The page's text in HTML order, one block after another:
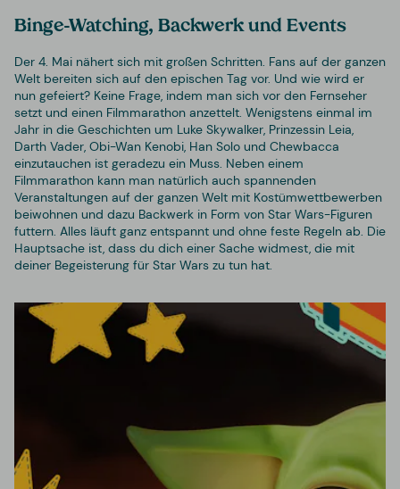
Binge-Watching, Backwerk und Events
Der 4. Mai nähert sich mit großen Schritten. Fans auf der ganzen
Welt bereiten sich auf den epischen Tag vor. Und wie wird er
nun gefeiert? Keine Frage, indem man sich vor den Fernseher
setzt und einen Filmmarathon anzettelt. Wenigstens einmal im
Jahr in die Geschichten um Luke Skywalker, Prinzessin Leia,
Darth Vader, Obi-Wan Kenobi, Han Solo und Chewbacca
einzutauchen ist geradezu ein Muss. Neben einem
Filmmarathon kann man natürlich auch spannenden
Veranstaltungen auf der ganzen Welt mit Kostümwettbewerben
beiwohnen und dazu Backwerk in Form von Star Wars-Figuren
futtern. Alles läuft ganz entspannt und ohne feste Regeln ab. Die
Hauptsache ist, dass du dich einer Sache widmest, die mit
deiner Begeisterung für Star Wars zu tun hat.